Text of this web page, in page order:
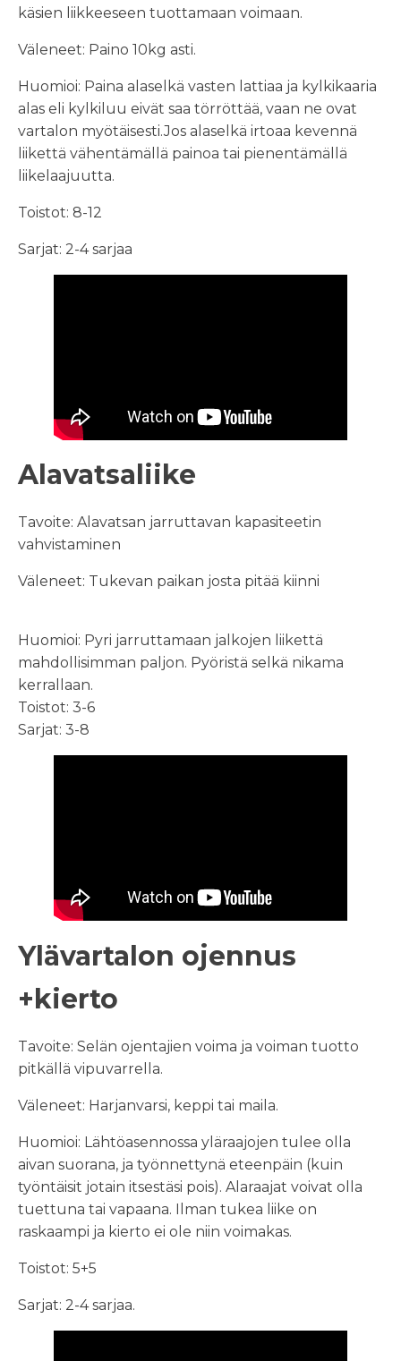
käsien liikkeeseen tuottamaan voimaan.
Väleneet: Paino 10kg asti.
Huomioi: Paina alaselkä vasten lattiaa ja kylkikaaria
alas eli kylkiluu eivät saa törröttää, vaan ne ovat
vartalon myötäisesti.Jos alaselkä irtoaa kevennä
liikettä vähentämällä painoa tai pienentämällä
liikelaajuutta.
Toistot: 8-12
Sarjat: 2-4 sarjaa
Alavatsaliike
Tavoite: Alavatsan jarruttavan kapasiteetin
vahvistaminen
Väleneet: Tukevan paikan josta pitää kiinni
Huomioi: Pyri jarruttamaan jalkojen liikettä
mahdollisimman paljon. Pyöristä selkä nikama
kerrallaan.
Toistot: 3-6
Sarjat: 3-8
Ylävartalon ojennus
+kierto
Tavoite: Selän ojentajien voima ja voiman tuotto
pitkällä vipuvarrella.
Väleneet: Harjanvarsi, keppi tai maila.
Huomioi: Lähtöasennossa yläraajojen tulee olla
aivan suorana, ja työnnettynä eteenpäin (kuin
työntäisit jotain itsestäsi pois). Alaraajat voivat olla
tuettuna tai vapaana. Ilman tukea liike on
raskaampi ja kierto ei ole niin voimakas.
Toistot: 5+5
Sarjat: 2-4 sarjaa.